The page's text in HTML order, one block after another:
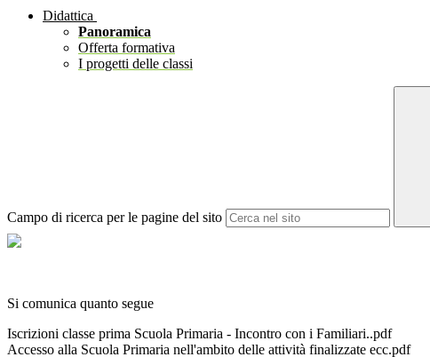
Didattica
Panoramica
Offerta formativa
I progetti delle classi
Campo di ricerca per le pagine del sito
Si comunica quanto segue
Iscrizioni classe prima Scuola Primaria - Incontro con i Familiari..pdf
Accesso alla Scuola Primaria nell'ambito delle attività finalizzate ecc.pdf